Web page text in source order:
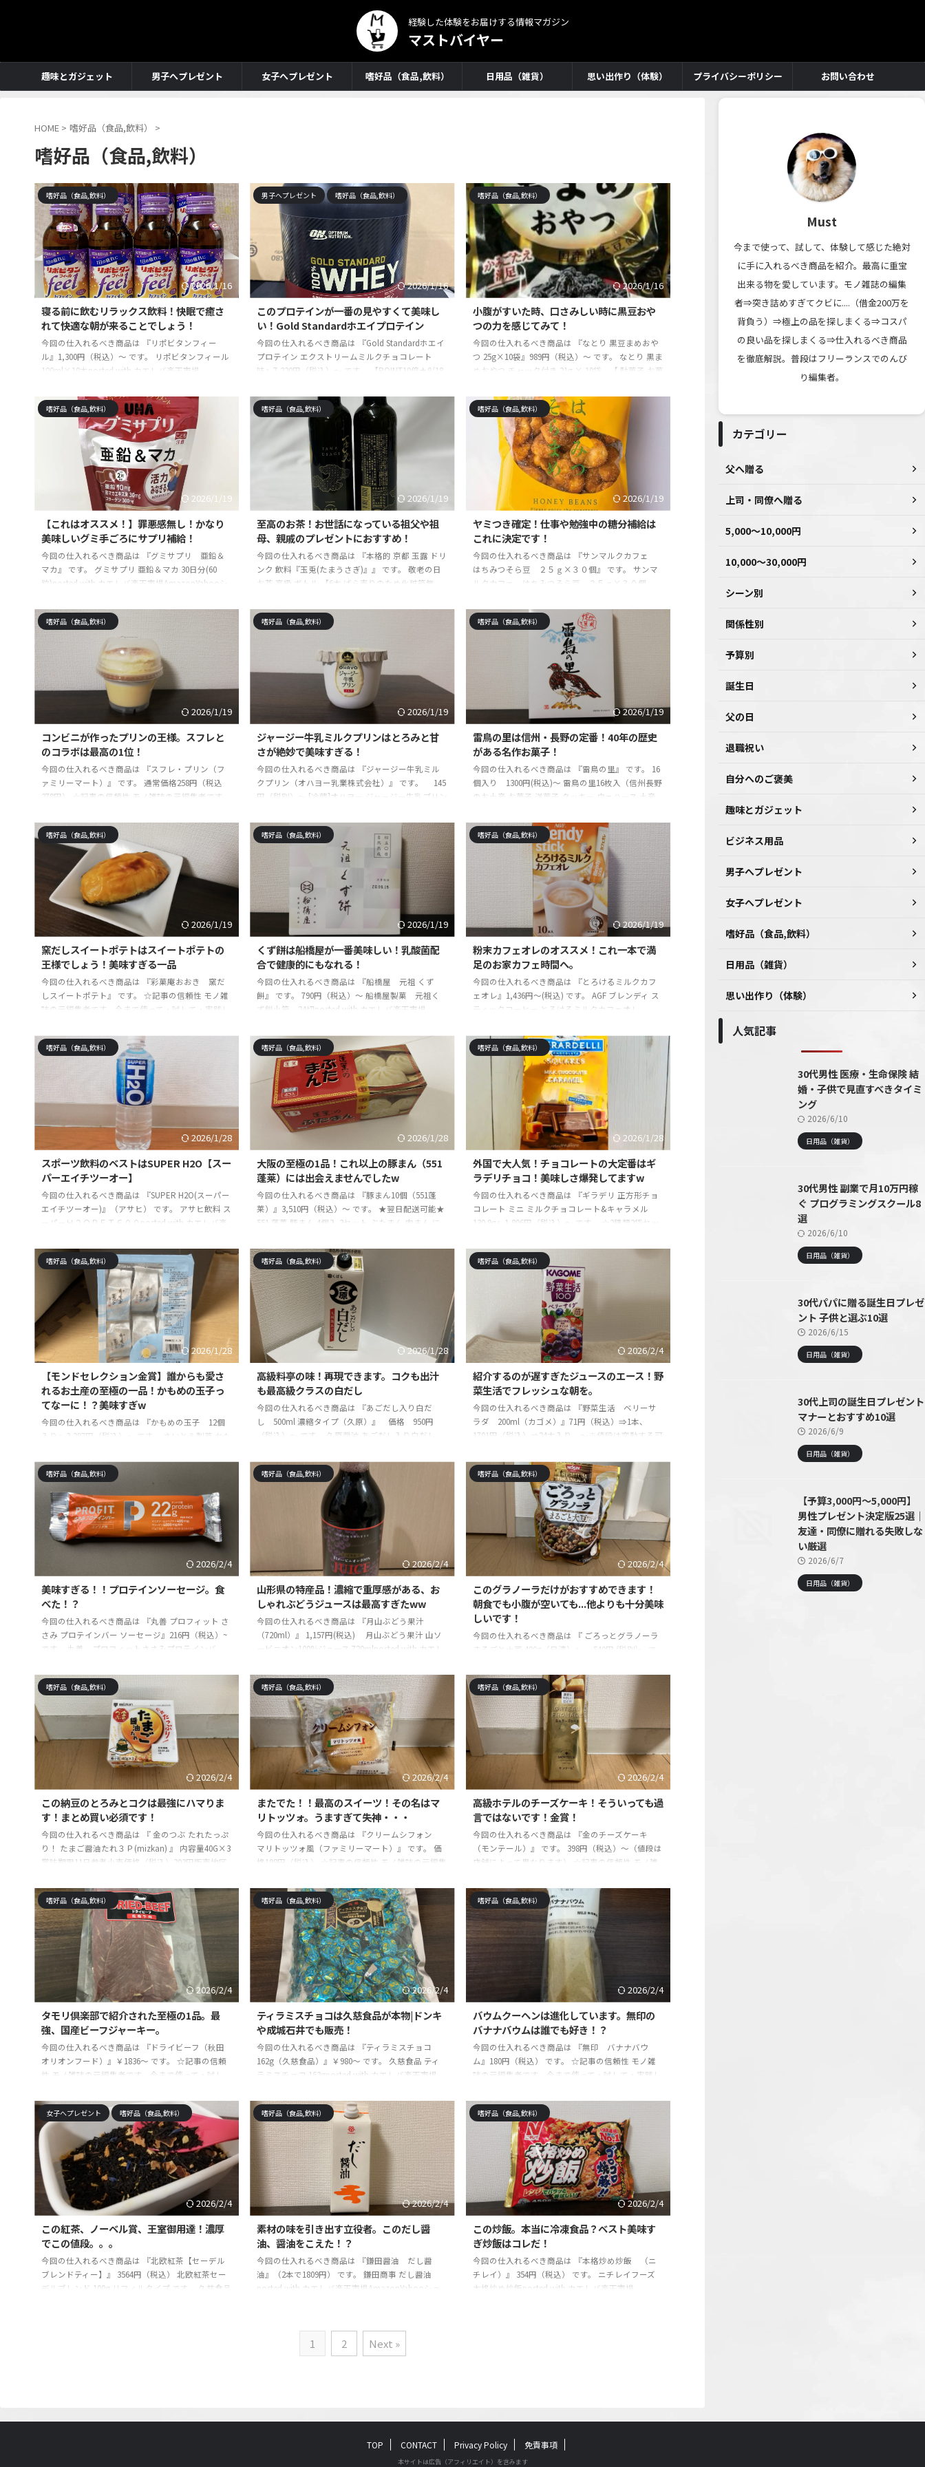
経験した体験をお届けする情報マガジン
マストバイヤー
趣味とガジェット 男子へプレゼント 女子へプレゼント 嗜好品（食品,飲料） 日用品（雑貨） 思い出作り（体験） プライバシーポリシー お問い合わせ
HOME > 嗜好品（食品,飲料） >
嗜好品（食品,飲料）
嗜好品（食品,飲料）
2026/1/16
寝る前に飲むリラックス飲料！快眠で癒さ
れて快適な朝が来ることでしょう！
今回の仕入れるべき商品は 『リポビタンフィー
ル』1,300円（税込）～ です。 リポビタンフィール
100ml×10本posted with カエレバ楽天市場
雑誌の元編集者です。今まで使って・試して・実践
して感じた絶対に手に入れるべき商品や体験を紹介
しています。最高に長く重宝出来る物を探して5
年・・・突き詰めすぎて、仕事を辞めました。その
結果、買って後悔しない最高なものを続々と発見し
ています。本記事はそれらの経験を踏まえ、コスパ
も良く、最強に重宝出来 ...
男子へプレゼント 嗜好品（食品,飲料）
2026/1/16
このプロテインが一番の見やすくて美味し
い！Gold Standardホエイプロテイン
今回の仕入れるべき商品は 『Gold Standardホエイ
プロテイン エクストリームミルクチョコレート
味』7,220円（税込）～ です。 【POINT10倍★9/18
イ プロテイン 【 iHerb アイハーブ 公式 】 オプティ
マムニュートリション Optimum Nutrition Gold
Standard ホエイプロテイン パウダー エクストリー
ムミルクチョコレート 907gposted with カエレバ楽
天市場AmazonYa ...
嗜好品（食品,飲料）
2026/1/16
小腹がすいた時、口さみしい時に黒豆おや
つの力を感じてみて！
今回の仕入れるべき商品は 『なとり 黒豆まめおや
つ 25g×10袋』989円（税込）～ です。 なとり 黒ま
めおやつ チャック付き 21g × 10袋 【 駄菓子 お菓
とめ買い ポイント消化 くろまめおやつ くろまめ 糖
質制限 低糖質 食物繊維 間食 豆 まめ 送料無料 】
posted with カエレバ楽天市場AmazonYahooショ
ッピング ☆記事の信頼性 モノ雑誌の元編集者で
す。今まで使って・試して・実践して感じた絶対に
手に入れるべき商品や体験 ...
嗜好品（食品,飲料）
2026/1/19
【これはオススメ！】罪悪感無し！かなり
美味しいグミ手ごろにサプリ補給！
今回の仕入れるべき商品は 『グミサプリ 亜鉛＆
マカ』 です。 グミサプリ 亜鉛＆マカ 30日分(60
粒)posted with カエレバ楽天市場AmazonYahooシ
す。今まで使って・試して・実践して感じた絶対に
手に入れるべき商品や体験を紹介しています。最高
に長く重宝出来る物を探して5年・・・突き詰めす
ぎて、仕事を辞めました。その結果、買って後悔し
ない最高なものを続々と発見しています。本記事は
それらの経験を踏まえ、コスパも良く、最強に重宝
出来る商品や体験を ...
嗜好品（食品,飲料）
2026/1/19
至高のお茶！お世話になっている祖父や祖
母、親戚のプレゼントにおすすめ！
今回の仕入れるべき商品は 『本格的 京都 玉露 ドリ
ンク 飲料『玉兎(たまうさぎ)』』 です。 敬老の日
お茶 高級 ボトル 【6本 ばら売りのため化粧箱無
220ml 食事に お茶 ボトル 高級宇治茶 テアニン お
歳暮 お祝い お取り寄せ 煎茶 緑茶 日本茶 展示会 会
天市場AmazonYahooショッピング ☆記事の信頼性
モノ雑誌の元編集者です。今まで使って・試して・
実践して感じた絶対 ...
嗜好品（食品,飲料）
2026/1/19
ヤミつき確定！仕事や勉強中の糖分補給は
これに決定です！
今回の仕入れるべき商品は 『サンマルクカフェ
はちみつそら豆 ２５ｇ×３０個』 です。 サンマ
ルクカフェ はちみつそら豆 ２５ｇ×３０個
ングAmazon楽天市場 ☆記事の信頼性 モノ雑誌の
元編集者です。今まで使って・試して・実践して感
じた絶対に手に入れるべき商品や体験を紹介してい
ます。最高に長く重宝出来る物を探して5年・・・
突き詰めすぎて、仕事を辞めました。その結果、買
って後悔しない最高なものを続々と発見していま
す。本記事はそれらの経験を踏 ...
嗜好品（食品,飲料）
2026/1/19
コンビニが作ったプリンの王様。スフレと
のコラボは最高の1位！
今回の仕入れるべき商品は 『スフレ・プリン（フ
ァミリーマート）』 です。 通常価格258円（税込
278円） ☆記事の信頼性 モノ雑誌の元編集者です。
入れるべき商品や体験を紹介しています。最高に長
く重宝出来る物を探して5年・・・突き詰めすぎ
て、仕事を辞めました。その結果、買って後悔しな
い最高なものを続々と発見しています。本記事はそ
れらの経験を踏まえ、コスパも良く、最強に重宝出
来る商品や体験を伝えていきます。この記事を読む
ことで、「自分にとっての最上のベストな商品 ...
嗜好品（食品,飲料）
2026/1/19
ジャージー牛乳ミルクプリンはとろみと甘
さが絶妙で美味すぎる！
今回の仕入れるべき商品は 『ジャージー牛乳ミル
クプリン（オハヨー乳業株式会社）』 です。 145
円（税別）～ [冷蔵]オハヨー ジャージー牛乳プリン
AmazonYahooショッピング ☆記事の信頼性 モノ
雑誌の元編集者です。今まで使って・試して・実践
して感じた絶対に手に入れるべき商品や体験を紹介
しています。最高に長く重宝出来る物を探して5
年・・・突き詰めすぎて、仕事を辞めました。その
結果、買って後悔しない最高なものを続々と発見し
ています。本記事はそ ...
嗜好品（食品,飲料）
2026/1/19
雷鳥の里は信州・長野の定番！40年の歴史
がある名作お菓子！
今回の仕入れるべき商品は 『雷鳥の里』 です。 16
個入り 1300円(税込)～ 雷鳥の里16枚入（信州長野
のお土産 お菓子 洋菓子 クッキー ウェハース 土産
野お土産）posted with カエレバ楽天市場
AmazonYahooショッピング ☆記事の信頼性 モノ
雑誌の元編集者です。今まで使って・試して・実践
して感じた絶対に手に入れるべき商品や体験を紹介
しています。最高に長く重宝出来る物を探して5
年・・・突き詰めすぎて、仕事を辞めました。その
嗜好品（食品,飲料）
2026/1/19
窯だしスイートポテトはスイートポテトの
王様でしょう！美味すぎる一品
今回の仕入れるべき商品は 『彩菓庵おおき 窯だ
しスイートポテト』 です。 ☆記事の信頼性 モノ雑
誌の元編集者です。今まで使って・試して・実践し
ています。最高に長く重宝出来る物を探して5
年・・・突き詰めすぎて、仕事を辞めました。その
結果、買って後悔しない最高なものを続々と発見し
ています。本記事はそれらの経験を踏まえ、コスパ
も良く、最強に重宝出来る商品や体験を伝えていき
ます。この記事を読むことで、「自分にとっての最
上のベストな商品を知って、お土産や自分磨き、リ
嗜好品（食品,飲料）
2026/1/19
くず餅は船橋屋が一番美味しい！乳酸菌配
合で健康的にもなれる！
今回の仕入れるべき商品は 『船橋屋 元祖 くず
餅』 です。 790円（税込）～ 船橋屋製菓 元祖く
ず餅小箱 24切posted with カエレバ楽天市場
雑誌の元編集者です。今まで使って・試して・実践
して感じた絶対に手に入れるべき商品や体験を紹介
しています。最高に長く重宝出来る物を探して5
年・・・突き詰めすぎて、仕事を辞めました。その
結果、買って後悔しない最高なものを続々と発見し
ています。本記事はそれらの経験を踏まえ、コスパ
も良く、最強に重宝出来る商 ...
嗜好品（食品,飲料）
2026/1/19
粉末カフェオレのオススメ！これ一本で満
足のお家カフェ時間へ。
今回の仕入れるべき商品は 『とろけるミルクカフ
ェオレ』1,436円～(税込) です。 AGF ブレンディ ス
ティックコーヒー とろけるミルクカフェオレ
AmazonYahooショッピング ☆記事の信頼性 モノ
雑誌の元編集者です。今まで使って・試して・実践
して感じた絶対に手に入れるべき商品や体験を紹介
しています。最高に長く重宝出来る物を探して5
年・・・突き詰めすぎて、仕事を辞めました。その
結果、買って後悔しない最高なものを続々と発見し
ています。本記事 ...
嗜好品（食品,飲料）
2026/1/28
スポーツ飲料のベストはSUPER H2O【スー
パーエイチツーオー】
今回の仕入れるべき商品は 『SUPER H2O(スーパー
エイチツーオー)』（アサヒ） です。 アサヒ飲料 ス
ーパーＨ２ＯＰＥＴ６００posted with カエレバ楽
モノ雑誌の元編集者です。今まで使って・試して・
実践して感じた絶対に手に入れるべき商品や体験を
紹介しています。最高に長く重宝出来る物を探して
5年・・・突き詰めすぎて、仕事を辞めました。そ
の結果、買って後悔しない最高なものを続々と発見
しています。本記事はそれらの経験を踏まえ、コス
パも良く、 ...
嗜好品（食品,飲料）
2026/1/28
大阪の至極の1品！これ以上の豚まん（551
蓬莱）には出会えませんでしたw
今回の仕入れるべき商品は 『豚まん10個（551蓬
莱）』3,510円（税込）～ です。 ★翌日配送可能★
551 蓬莱 豚まん 4個入 3セット ぶたまん 肉まん に
り寄せ プレゼント ギフト 内祝 送料無料(北海道・
沖縄除く)posted with カエレバ楽天市場
AmazonYahooショッピング ☆記事の信頼性 モノ
雑誌の元編集者です。今まで使って・試して・実践
して感じた絶対に手に入れるべき商品や体験を紹介
しています。最高に長く重宝出来る物を探し ...
嗜好品（食品,飲料）
2026/1/28
外国で大人気！チョコレートの大定番はギ
ラデリチョコ！美味しさ爆発してますw
今回の仕入れるべき商品は 『ギラデリ 正方形チョ
コレート ミニ ミルクチョコレート&キャラメル
130.9g』1,806円（税込）～ です。 ☆2種類2袋セッ
アソート スクエア ダーク＆ミルクの詰め合わせ ＆
ダークチョコレートの詰め合わせposted with カエ
レバ楽天市場AmazonYahooショッピング ☆記事の
信頼性 モノ雑誌の元編集者です。今まで使って・試
して・実践して感じた絶対に手に入れるべき商品や
体験を紹介しています ...
嗜好品（食品,飲料）
2026/1/28
【モンドセレクション金賞】誰からも愛さ
れるお土産の至極の一品！かもめの玉子っ
てなーに！？美味すぎw
今回の仕入れるべき商品は 『かもめの玉子 12個
入り』3,297円（税込）～ です。 さいとう製菓 かも
AmazonYahooショッピング ☆記事の信頼性 モノ
雑誌の元編集者です。今まで使って・試して・実践
して感じた絶対に手に入れるべき商品や体験を紹介
しています。最高に長く重宝出来る物を探して5
年・・・突き詰めすぎて、仕事を辞めました。その
結果、買って後悔しない最高なものを続々と発見し
ています。本記事はそれらの経験を踏まえ、コスパ
嗜好品（食品,飲料）
2026/1/28
高級料亭の味！再現できます。コクも出汁
も最高級クラスの白だし
今回の仕入れるべき商品は 『あごだし入り白だ
し 500ml 濃縮タイプ（久原）』 価格 950円
（税込）～ です。 久原醤油 あごだし入り白だし
AmazonYahooショッピング ☆記事の信頼性 モノ
雑誌の元編集者です。今まで使って・試して・実践
して感じた絶対に手に入れるべき商品や体験を紹介
しています。最高に長く重宝出来る物を探して5
年・・・突き詰めすぎて、仕事を辞めました。その
結果、買って後悔しない最高なものを続々と発見し
ています。本記事はそれら ...
嗜好品（食品,飲料）
2026/2/4
紹介するのが遅すぎたジュースのエース！野
菜生活でフレッシュな朝を。
今回の仕入れるべき商品は 『野菜生活 ベリーサ
ラダ 200ml（カゴメ）』71円（税込）⇒1本、
1701円（税込）⇒24本入り ～※値段は変動する可
(200ml×24本入)【野菜生活100 紙】[ぶどう ブドウ
ジュース ポリフェノール]posted with カエレバ楽天
市場AmazonYahooショッピング ☆記事の信頼性
モノ雑誌の元編集者です。今まで使って・試して・
実践して感じた絶対に手に入れるべき商品や体験を
紹介しています。最高に長く重宝出来 ...
嗜好品（食品,飲料）
2026/2/4
美味すぎる！！プロテインソーセージ。食
べた！？
今回の仕入れるべき商品は 『丸善 プロフィット さ
さみ プロテインバー ソーセージ』216円（税込）~
です。 丸善 プロフィットささみプロテインバ
posted with カエレバ楽天市場AmazonYahooショ
ッピング ☆記事の信頼性 モノ雑誌の元編集者で
す。今まで使って・試して・実践して感じた絶対に
手に入れるべき商品や体験を紹介しています。最高
に長く重宝出来る物を探して5年・・・突き詰めす
ぎて、仕事を辞めました。その結果、買って後悔し
ない最高なものを ...
嗜好品（食品,飲料）
2026/2/4
山形県の特産品！濃縮で重厚感がある、お
しゃれぶどうジュースは最高すぎたww
今回の仕入れるべき商品は 『月山ぶどう果汁
（720ml）』 1,157円(税込) 月山ぶどう果汁 山ソ
ービニオン100%ジュース 720mlposted with カエレ
記事の信頼性 モノ雑誌の元編集者です。今まで使
って・試して・実践して感じた絶対に手に入れるべ
き商品や体験を紹介しています。最高に長く重宝出
来る物を探して5年・・・突き詰めすぎて、仕事を
辞めました。その結果、買って後悔しない最高なも
のを続々と発見しています。本記事はそれらの経験
嗜好品（食品,飲料）
2026/2/4
このグラノーラだけがおすすめできます！
朝食でも小腹が空いても...他よりも十分美味
しいです！
今回の仕入れるべき商品は 『 ごろっとグラノーラ
まるごと大豆 400g（日清）』 540円 (税別)～ で
とグラノーラ】posted with カエレバ楽天市場
AmazonYahooショッピング ☆記事の信頼性 モノ
雑誌の元編集者です。今まで使って・試して・実践
して感じた絶対に手に入れるべき商品や体験を紹介
しています。最高に長く重宝出来る物を探して5
年・・・突き詰めすぎて、仕事を辞めました。その
結果、買って後悔しない最高なものを続々と発見し
嗜好品（食品,飲料）
2026/2/4
この納豆のとろみとコクは最強にハマりま
す！まとめ買い必須です！
今回の仕入れるべき商品は 『 金のつぶ たれたっぷ
り！ たまご醤油たれ３Ｐ(mizkan) 』 内容量40G×3
賞味期限11日参考小売価格（税込）203円販売地区
卵、大豆 です。 送料無料 Mizkan 金のつぶ たまご
醤油たれ(40g×3)×12個 クールposted with カエレ
バ楽天市場AmazonYahooショッピング ☆記事の信
頼性 モノ雑誌の元編集者です。今まで使って・試し
て・実践して感じた絶対に手に入れるべき商品や体
験を紹介しています。最高に ...
嗜好品（食品,飲料）
2026/2/4
またでた！！最高のスイーツ！その名はマ
リトッツォ。うますぎて失神・・・
今回の仕入れるべき商品は 『クリームシフォン
マリトッツォ風（ファミリーマート）』 です。 価
格198円（税込） ☆記事の信頼性 モノ雑誌の元編集
対に手に入れるべき商品や体験を紹介しています。
最高に長く重宝出来る物を探して5年・・・突き詰
めすぎて、仕事を辞めました。その結果、買って後
悔しない最高なものを続々と発見しています。本記
事はそれらの経験を踏まえ、コスパも良く、最強に
重宝出来る商品や体験を伝えていきます。この記事
を読むことで、「自分にとっての最上のベスト ...
嗜好品（食品,飲料）
2026/2/4
高級ホテルのチーズケーキ！そういっても過
言ではないです！金賞！
今回の仕入れるべき商品は 『金のチーズケーキ
（モンテール）』 です。 398円（税込）～（値段は
店舗によって異なります） ☆記事の信頼性 モノ雑
て感じた絶対に手に入れるべき商品や体験を紹介し
ています。最高に長く重宝出来る物を探して5
年・・・突き詰めすぎて、仕事を辞めました。その
結果、買って後悔しない最高なものを続々と発見し
ています。本記事はそれらの経験を踏まえ、コスパ
も良く、最強に重宝出来る商品や体験を伝えていき
ます。この記事を読むことで、「自分にとっての最
嗜好品（食品,飲料）
2026/2/4
タモリ倶楽部で紹介された至極の1品。最
強、国産ビーフジャーキー。
今回の仕入れるべき商品は 『ドライビーフ（秋田
オリオンフード）』￥1836～ です。 ☆記事の信頼
性 モノ雑誌の元編集者です。今まで使って・試し
験を紹介しています。最高に長く重宝出来る物を探
して5年・・・突き詰めすぎて、仕事を辞めまし
た。その結果、買って後悔しない最高なものを続々
と発見しています。本記事はそれらの経験を踏ま
え、コスパも良く、最強に重宝出来る商品や体験を
伝えていきます。この記事を読むことで、「自分に
とっての最上のベストな商品を知って、お土産や自
分 ...
嗜好品（食品,飲料）
2026/2/4
ティラミスチョコは久慈食品が本物|ドンキ
や成城石井でも販売！
今回の仕入れるべき商品は 『ティラミスチョコ
162g（久慈食品）』￥980～ です。 久慈食品 ティ
ラミスチョコ 162gposted with カエレバ楽天市場
雑誌の元編集者です。今まで使って・試して・実践
して感じた絶対に手に入れるべき商品や体験を紹介
しています。最高に長く重宝出来る物を探して5
年・・・突き詰めすぎて、仕事を辞めました。その
結果、買って後悔しない最高なものを続々と発見し
ています。本記事はそれらの経験を踏まえ、コスパ
も良く、最強に重 ...
嗜好品（食品,飲料）
2026/2/4
バウムクーヘンは進化しています。無印の
バナナバウムは誰でも好き！？
今回の仕入れるべき商品は 『無印 バナナバウ
ム』180円（税込） です。 ☆記事の信頼性 モノ雑
誌の元編集者です。今まで使って・試して・実践し
ています。最高に長く重宝出来る物を探して5
年・・・突き詰めすぎて、仕事を辞めました。その
結果、買って後悔しない最高なものを続々と発見し
ています。本記事はそれらの経験を踏まえ、コスパ
も良く、最強に重宝出来る商品や体験を伝えていき
ます。この記事を読むことで、「自分にとっての最
上のベストな商品を知って、お土産や自分磨き、リ
ピー ...
女子へプレゼント 嗜好品（食品,飲料）
2026/2/4
この紅茶、ノーベル賞、王室御用達！濃厚
でこの値段。。。
今回の仕入れるべき商品は 『北欧紅茶【セーデル
ブレンドティー】』 3564円（税込） 北欧紅茶セー
デルブレンド 100g リフィルタイプ です。 久慈食品
嗜好品（食品,飲料）
2026/2/4
素材の味を引き出す立役者。このだし醤
油、醤油をこえた！？
今回の仕入れるべき商品は 『鎌田醤油 だし醤
油』（2本で1809円） です。 鎌田商事 だし醤油
posted with カエレバ楽天市場AmazonYahooショ
手に入れるべき商品や体験を紹介しています。最高
に長く重宝出来る物を探して5年・・・突き詰めす
ぎて、仕事を辞めました。その結果、買って後悔し
嗜好品（食品,飲料）
2026/2/4
この炒飯。本当に冷凍食品？ベスト美味す
ぎ炒飯はコレだ！
今回の仕入れるべき商品は 『本格炒め炒飯 （ニ
チレイ）』 354円（税込） です。 ニチレイフーズ
本格炒め炒飯posted with カエレバ楽天市場
1 2 Next »
Must
今まで使って、試して、体験して感じた絶対
に手に入れるべき商品を紹介。最高に重宝
出来る物を愛しています。モノ雑誌の編集
者⇒突き詰めすぎてクビに....（借金200万を
背負う）⇒極上の品を探しまくる⇒コスパ
の良い品を探しまくる⇒仕入れるべき商品
を徹底解説。普段はフリーランスでのんび
り編集者。
カテゴリー
父へ贈る
上司・同僚へ贈る
5,000～10,000円
10,000～30,000円
シーン別
関係性別
予算別
誕生日
父の日
退職祝い
自分へのご褒美
趣味とガジェット
ビジネス用品
男子へプレゼント
女子へプレゼント
嗜好品（食品,飲料）
日用品（雑貨）
思い出作り（体験）
人気記事
30代男性 医療・生命保険 結
婚・子供で見直すべきタイミ
ング
2026/6/10
日用品（雑貨）
30代男性 副業で月10万円稼
ぐ プログラミングスクール8
選
2026/6/10
日用品（雑貨）
30代パパに贈る誕生日プレゼ
ント 子供と選ぶ10選
2026/6/15
日用品（雑貨）
30代上司の誕生日プレゼント
マナーとおすすめ10選
2026/6/9
日用品（雑貨）
【予算3,000円〜5,000円】
男性プレゼント決定版25選｜
友達・同僚に贈れる失敗しな
い厳選
2026/6/7
日用品（雑貨）
TOP CONTACT Privacy Policy 免責事項
本サイトは広告（アフィリエイト）を含みます